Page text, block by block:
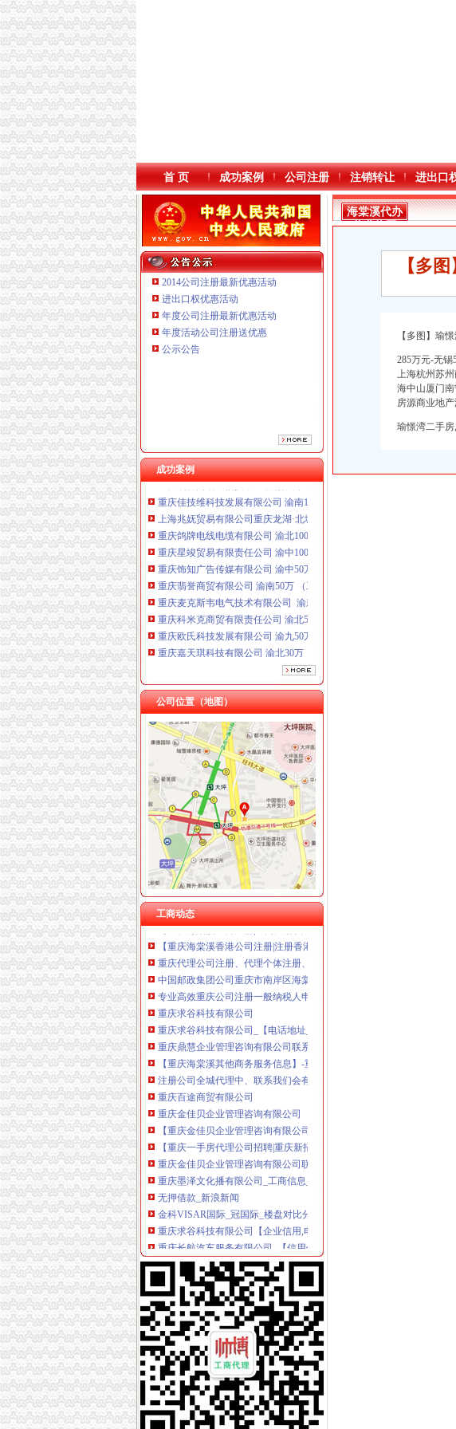
首 页 成功案例 公司注册 注销转让 进出口
2014公司注册最新优惠活动
进出口权优惠活动
年度公司注册最新优惠活动
年度活动公司注册送优惠
公示公告
成功案例
重庆鸽牌电线电缆有限公司 渝北10010万 (进出口权)
重庆星竣贸易有限责任公司 渝中100万 （进出口权）
重庆欧氏科技发展有限公司 渝九50万 （进出口权）
重庆嘉天琪科技有限公司 渝北30万 （工商注册）
重庆凯誉网络通信技术工程有限公司 渝中300万 （工商变更）
重庆佳技维科技发展有限公司 渝南100万 （进出口权）
上海兆妩贸易有限公司重庆龙湖·北城天街分公司 （工商注册）
重庆鸽牌电线电缆有限公司 渝北10010万 (进出口权)
重庆星竣贸易有限责任公司 渝中100万 （进出口权）
重庆饰知广告传媒有限公司 渝中50万 （工商注册）
重庆翡誉商贸有限公司 渝南50万 （工商注册）
重庆麦克斯韦电气技术有限公司 渝新 （工商注册）
重庆科米克商贸有限责任公司 渝北50万 （工商注册）
重庆欧氏科技发展有限公司 渝九50万 （进出口权）
重庆嘉天琪科技有限公司 渝北30万 （工商注册）
重庆凯誉网络通信技术工程有限公司 渝中300万 （工商变更）
重庆佳技维科技发展有限公司 渝南100万 （进出口权）
上海兆妩贸易有限公司重庆龙湖·北城天街分公司 （工商注册）
公司位置（地图）
工商动态
海棠溪代办营业执照
重庆求谷科技有限公司
重庆墨泽文化播有限公司_工商信息_电话_地址_信用信息_财务信息
武昌区公司注册|代理注册|公司代办_武汉企业注册代理服务中心
重庆长航汽车服务有限公司_【信用信息_诉讼信息_财务信息_注册信息
【重庆海棠溪其他商务服务信息】-重庆赶集网
【海棠溪工商财税_海棠溪工商年检_海棠溪工商代办】-58到家
海棠溪公司注册_海棠溪注册公司_海棠溪代办注册公司_海棠溪代理公
【重庆海棠溪工商注册|工商注册代理|工商注册代办】-重庆赶集网
【重庆海棠溪香港公司注册|注册香港公司|香港公司注册查询】-重庆赶
重庆代理公司注册、代理个体注册、代理记账重庆工商年检今题网
中国邮政集团公司重庆市南岸区海棠溪邮政所
专业高效重庆公司注册一般纳税人申请代理记账重庆工商年检今题网
重庆求谷科技有限公司
重庆求谷科技有限公司_【电话地址_招聘信息_注册信息_信用信息_诉
重庆鼎慧企业管理咨询有限公司联系方式_信用报告_工商信息-启信宝
【重庆海棠溪其他商务服务信息】-重庆赶集网
注册公司全城代理中、联系我们会有意想不到的收获哦重庆工商年检
重庆百途商贸有限公司
重庆金佳贝企业管理咨询有限公司
【重庆金佳贝企业管理咨询有限公司工商信息】-阿土伯工商信息查询
【重庆一手房代理公司招聘|重庆新招聘一手房代理公司信息】-重庆
重庆金佳贝企业管理咨询有限公司联系方式_信用报告_工商信息-启信宝
重庆墨泽文化播有限公司_工商信息_电话_地址_信用信息_财务信息
无押借款_新浪新闻
金科VISAR国际_冠国际_楼盘对比分析-重庆乐居
重庆求谷科技有限公司【企业信用,电话,地址,法人】_阿里巴巴
重庆长航汽车服务有限公司_【信用信息_诉讼信息_财务信息_注册信息
重庆初识代理记账有限公司_【电话地址_招聘信息_注册信息_信用信息
重庆正盛汽车销售有限公司_【信用信息_诉讼信息_财务信息_注册信息
重庆华源水电技术工程有限公司_【信用信息_诉讼信息_财务信息_注册
创业暴利好项目弋莱品牌内衣内裤招各级代理重庆服饰鞋帽今题网
武昌区公司注册|代理注册|公司代办_武汉企业注册代理服务中心
新11月重庆市商标设计产品生产销售企业黄页.xls-企业管理资源网
重庆新一批公租房开放申请啦~全申请指南看这里_搜狐财经_搜狐网
重庆主城15个公租房即将摇号申请,全攻略拿走不谢！_搜狐财经_
和记黄埔地产峰_重庆创意公园_楼盘对比分析-重庆乐居
赶快去申请!重庆主城15个公租房小区将摇号配租_凤凰资讯
无押借款_新浪新闻
海棠溪代办
营业执照
【多
【多图】瑜
285万元-无
上海杭州苏
海中山厦门
房源商业地
瑜憬湾二手房,